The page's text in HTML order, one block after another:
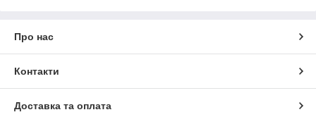
Про нас
Контакти
Доставка та оплата